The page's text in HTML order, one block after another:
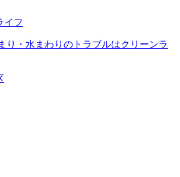
イフ
り・水まわりのトラブルはクリーンラ